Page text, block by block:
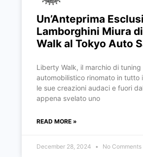
Un’Anteprima
Lamborghini Miura
Walk al Tokyo Auto
Liberty Walk, il marchio di tuning
automobilistico rinomato in tutto
le sue creazioni audaci e fuori
appena svelato uno
READ MORE »
December 28, 2024 No Comments